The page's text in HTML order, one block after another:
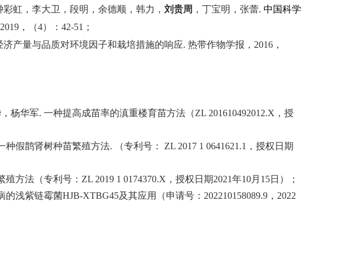
虹，李大卫，段明，余德顺，韩力， 刘贵周 ，丁宝明，张蕾. 中国科学
2019 ，（4）： 42-51 ；
济产量与品质对环境因子和栽培措施的响应. 热带作物学报， 2016 ，
杨华军. 一种提高成苗率的滇重楼育苗方法（ZL 201610492012.X ，授
种假鹊肾树种苗繁殖方法. （专利号： ZL 2017 1 0641621.1 ，授权日期
殖方法（专利号： ZL 2019 1 0174370.X ，授权日期2021年10月 15日）；
的浅紫链霉菌HJB-XTBG45及其应用（申请号： 202210158089.9 ， 2022